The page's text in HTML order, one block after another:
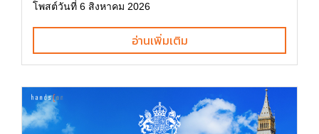
โพสต์วันที่ 6 สิงหาคม 2026
อ่านเพิ่มเติม